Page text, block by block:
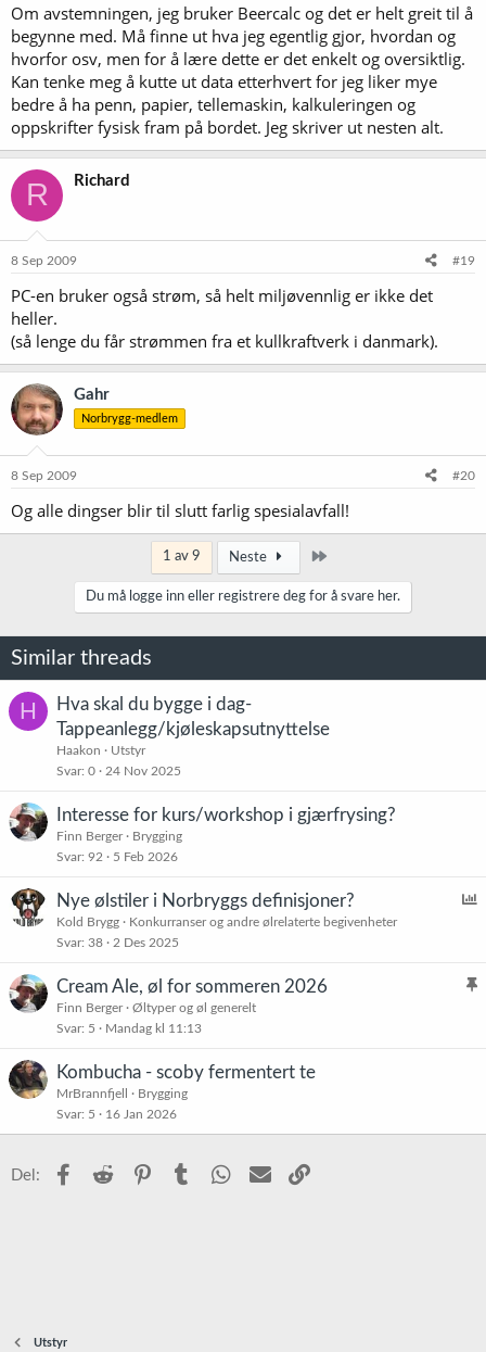
Om avstemningen, jeg bruker Beercalc og det er helt greit til å
begynne med. Må finne ut hva jeg egentlig gjor, hvordan og
hvorfor osv, men for å lære dette er det enkelt og oversiktlig.
Kan tenke meg å kutte ut data etterhvert for jeg liker mye
bedre å ha penn, papier, tellemaskin, kalkuleringen og
oppskrifter fysisk fram på bordet. Jeg skriver ut nesten alt.
R Richard
8 Sep 2009 #19
PC-en bruker også strøm, så helt miljøvennlig er ikke det
heller.
(så lenge du får strømmen fra et kullkraftverk i danmark).
Gahr
Norbrygg-medlem
8 Sep 2009 #20
Og alle dingser blir til slutt farlig spesialavfall!
1 av 9 Neste
Du må logge inn eller registrere deg for å svare her.
Similar threads
H
Hva skal du bygge i dag-
Tappeanlegg/kjøleskapsutnyttelse
Haakon
Utstyr
Svar 0 24 Nov 2025
Interesse for kurs/workshop i gjærfrysing?
Finn Berger
Brygging
Svar 92 5 Feb 2026
e
Nye ølstiler i Norbryggs definisjoner?
Kold Brygg
Konkurranser og andre ølrelaterte begivenheter
Svar 38 2 Des 2025
K
Cream Ale, øl for sommeren 2026
Finn Berger
Øltyper og øl generelt
Svar 5 Mandag kl 11:13
Kombucha - scoby fermentert te
MrBrannfjell
Brygging
Svar 5 16 Jan 2026
Del: Facebook
Reddit PinterestTumblr WhatsApp
E-post
Utstyr